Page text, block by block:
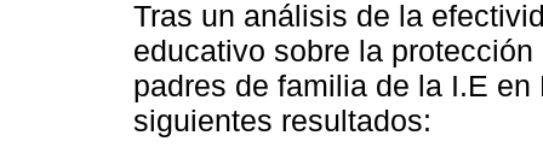
Tras un análisis de la
educativo sobre la
padres de familia de la I.E
siguientes resultados: